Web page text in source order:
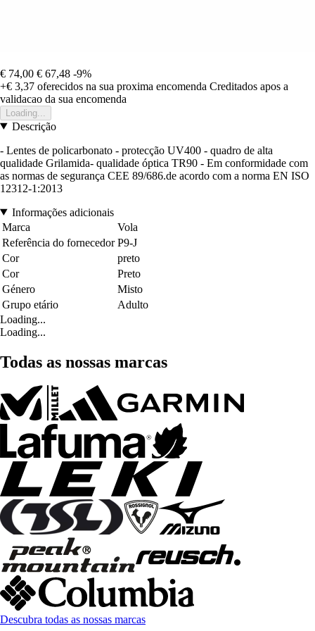
€ 74,00 € 67,48 -9%
+€ 3,37 oferecidos na sua proxima encomenda Creditados apos a
validacao da sua encomenda
Loading...
Descrição
- Lentes de policarbonato - protecção UV400 - quadro de alta
qualidade Grilamida- qualidade óptica TR90 - Em conformidade com
as normas de segurança CEE 89/686.de acordo com a norma EN ISO
12312-1:2013
Informações adicionais
Marca
Vola
Referência do fornecedor P9-J
Cor
preto
Cor
Preto
Género
Misto
Grupo etário
Adulto
Loading...
Loading...
Todas as nossas marcas
Descubra todas as nossas marcas